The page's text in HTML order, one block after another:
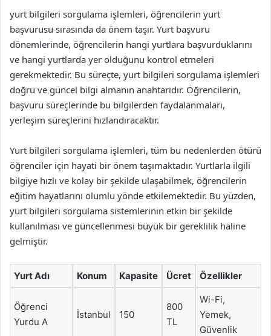
yurt bilgileri sorgulama işlemleri, öğrencilerin yurt
başvurusu sırasında da önem taşır. Yurt başvuru
dönemlerinde, öğrencilerin hangi yurtlara başvurduklarını
ve hangi yurtlarda yer olduğunu kontrol etmeleri
gerekmektedir. Bu süreçte, yurt bilgileri sorgulama işlemleri
doğru ve güncel bilgi almanın anahtarıdır. Öğrencilerin,
başvuru süreçlerinde bu bilgilerden faydalanmaları,
yerleşim süreçlerini hızlandıracaktır.
Yurt bilgileri sorgulama işlemleri, tüm bu nedenlerden ötürü
öğrenciler için hayati bir önem taşımaktadır. Yurtlarla ilgili
bilgiye hızlı ve kolay bir şekilde ulaşabilmek, öğrencilerin
eğitim hayatlarını olumlu yönde etkilemektedir. Bu yüzden,
yurt bilgileri sorgulama sistemlerinin etkin bir şekilde
kullanılması ve güncellenmesi büyük bir gereklilik haline
gelmiştir.
Yurt Adı Konum Kapasite Ücret Özellikler
Öğrenci
Yurdu A
İstanbul 150
800
TL
Wi-Fi,
Yemek,
Güvenlik